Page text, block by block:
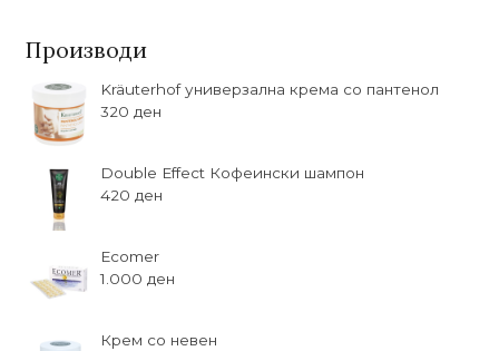
Производи
Kräuterhof универзална крема со пантенол
320 ден
Double Effect Кофеински шампон
420 ден
Ecomer
1.000 ден
Крем со невен